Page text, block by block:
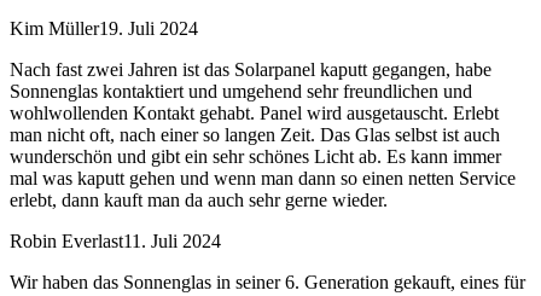
Kim Müller19. Juli 2024
Nach fast zwei Jahren ist das Solarpanel kaputt gegangen, habe
Sonnenglas kontaktiert und umgehend sehr freundlichen und
wohlwollenden Kontakt gehabt. Panel wird ausgetauscht. Erlebt
man nicht oft, nach einer so langen Zeit. Das Glas selbst ist auch
wunderschön und gibt ein sehr schönes Licht ab. Es kann immer
mal was kaputt gehen und wenn man dann so einen netten Service
erlebt, dann kauft man da auch sehr gerne wieder.
Robin Everlast11. Juli 2024
Wir haben das Sonnenglas in seiner 6. Generation gekauft, eines für